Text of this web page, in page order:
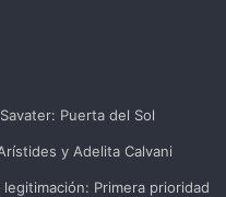
Puerta del Sol
y Adelita Calvani
Primera prioridad